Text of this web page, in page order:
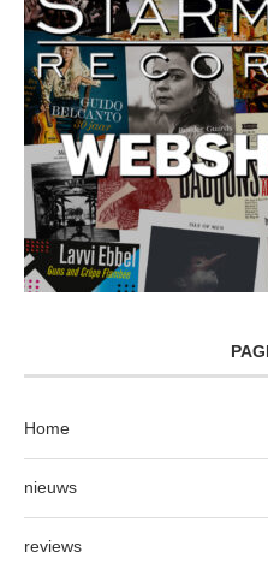
Home
nieuws
reviews